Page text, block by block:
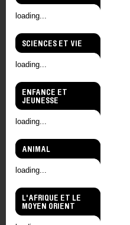
loading...
SCIENCES ET VIE
loading...
ENFANCE ET
JEUNESSE
loading...
ANIMAL
loading...
L'AFRIQUE ET LE
MOYEN ORIENT